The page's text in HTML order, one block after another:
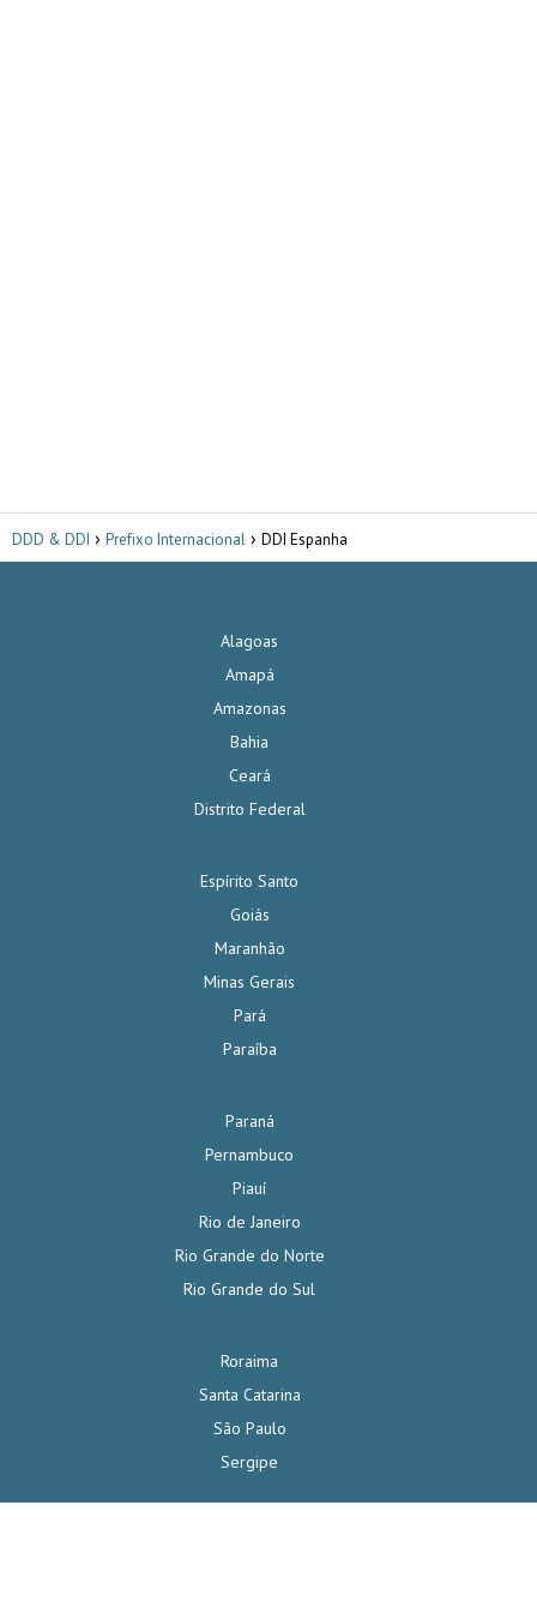
DDD & DDI Prefixo Internacional DDI Espanha
Alagoas
Amapá
Amazonas
Bahia
Ceará
Distrito Federal
Espírito Santo
Goiás
Maranhão
Minas Gerais
Pará
Paraíba
Paraná
Pernambuco
Piauí
Rio de Janeiro
Rio Grande do Norte
Rio Grande do Sul
Roraima
Santa Catarina
São Paulo
Sergipe